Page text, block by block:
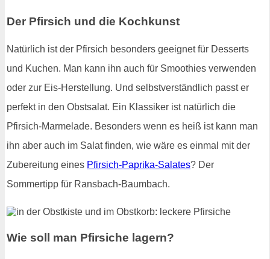
Der Pfirsich und die Kochkunst
Natürlich ist der Pfirsich besonders geeignet für Desserts
und Kuchen. Man kann ihn auch für Smoothies verwenden
oder zur Eis-Herstellung. Und selbstverständlich passt er
perfekt in den Obstsalat. Ein Klassiker ist natürlich die
Pfirsich-Marmelade. Besonders wenn es heiß ist kann man
ihn aber auch im Salat finden, wie wäre es einmal mit der
Zubereitung eines Pfirsich-Paprika-Salates? Der
Sommertipp für Ransbach-Baumbach.
Wie soll man Pfirsiche lagern?